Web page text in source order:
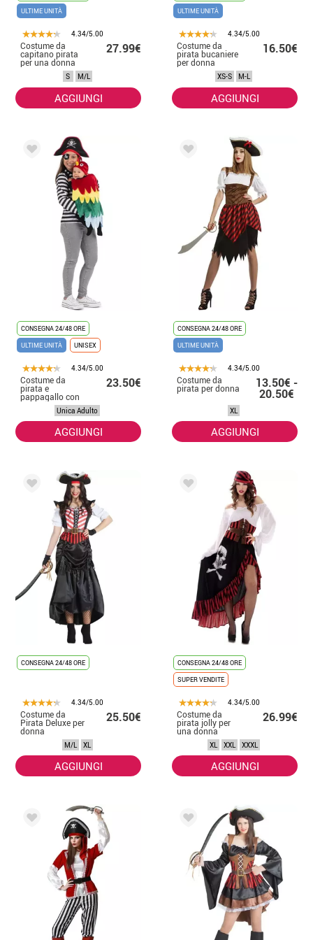
ULTIME UNITÀ
4.34/5.00
Costume da
capitano pirata
per una donna
27.99€
S M/L
AGGIUNGI
ULTIME UNITÀ
4.34/5.00
Costume da
pirata bucaniere
per donna
16.50€
XS-S M-L
AGGIUNGI
CONSEGNA 24/48 ORE
ULTIME UNITÀ
UNISEX
4.34/5.00
Costume da
pirata e
pappagallo con
copri zaino per
adulto e bambino
23.50€
Unica Adulto
AGGIUNGI
CONSEGNA 24/48 ORE
ULTIME UNITÀ
4.34/5.00
Costume da
pirata per donna 13.50€ -
20.50€
XL
AGGIUNGI
CONSEGNA 24/48 ORE
4.34/5.00
Costume da
Pirata Deluxe per
donna
25.50€
M/L XL
AGGIUNGI
CONSEGNA 24/48 ORE
SUPER VENDITE
4.34/5.00
Costume da
pirata jolly per
una donna
26.99€
XL XXL XXXL
AGGIUNGI